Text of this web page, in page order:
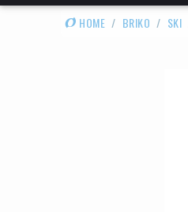
HOME / BRIKO / SKI